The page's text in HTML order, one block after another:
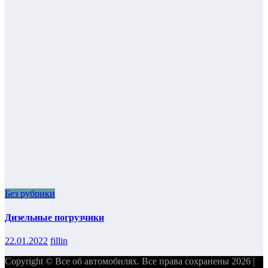
Без рубрики
Дизельные погрузчики
22.01.2022 fillin
Copyright © Все об автомобилях. Все права сохранены 2026 |